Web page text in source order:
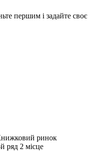
першим і задайте своє
ринок
ряд 2 місце